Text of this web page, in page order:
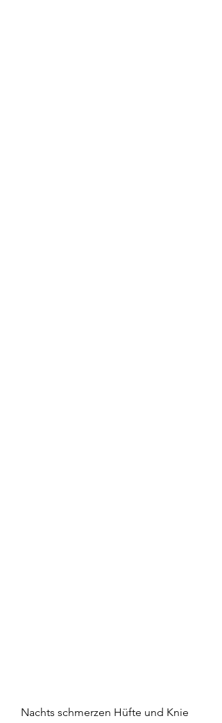
Nachts schmerzen Hüfte und Knie